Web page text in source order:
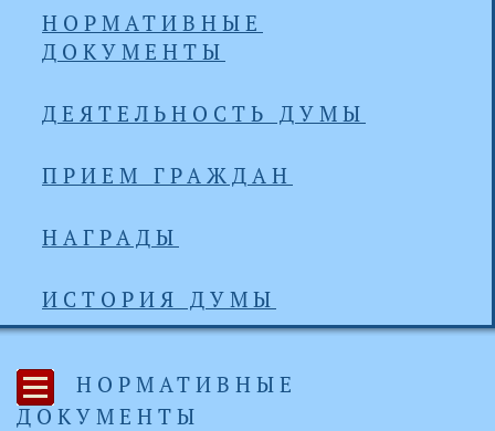
НОРМАТИВНЫЕ
ДОКУМЕНТЫ
ДЕЯТЕЛЬНОСТЬ ДУМЫ
ПРИЕМ ГРАЖДАН
НАГРАДЫ
ИСТОРИЯ ДУМЫ
НОРМАТИВНЫЕ
ДОКУМЕНТЫ